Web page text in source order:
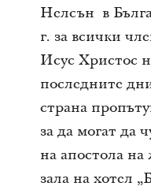
Нелсън в
г. за всички
Исус Христос
последните
страна
за да могат да
на апостола
зала на хотел